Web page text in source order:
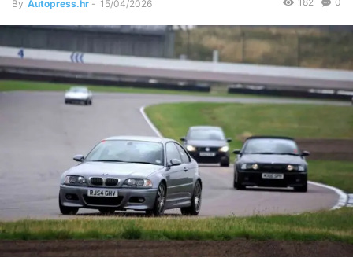
By Autopress.hr - 15/04/2026